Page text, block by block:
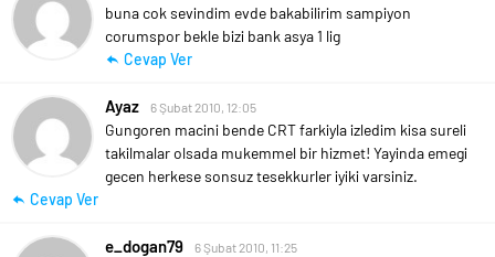
buna cok sevindim evde bakabilirim sampiyon
corumspor bekle bizi bank asya 1 lig
Cevap Ver
Ayaz 6 Şubat 2010, 12:05
Gungoren macini bende CRT farkiyla izledim kisa sureli
takilmalar olsada mukemmel bir hizmet! Yayinda emegi
gecen herkese sonsuz tesekkurler iyiki varsiniz.
Cevap Ver
e_dogan79 6 Şubat 2010, 11:25